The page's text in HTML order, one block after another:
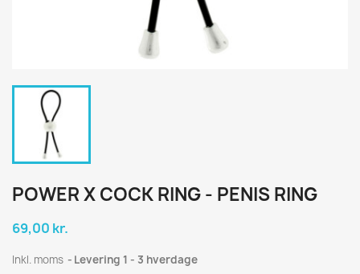
POWER X COCK RING - PENIS RING
69,00 kr.
Inkl. moms Levering 1 - 3 hverdage